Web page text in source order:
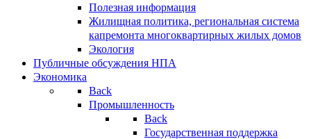
Полезная информация
Жилищная политика, региональная система
капремонта многоквартирных жилых домов
Экология
Публичные обсуждения НПА
Экономика
Back
Промышленность
Back
Государственная поддержка